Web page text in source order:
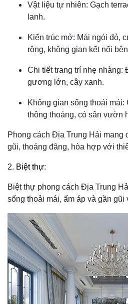
Vật liệu tự nhiên: Gạch
lanh.
Kiến trúc mở: Mái ngói đỏ,
rộng, không gian kết nối
Chi tiết trang trí nhẹ nhàng:
gương lớn, cây xanh.
Không gian sống thoải mái:
thông thoáng, có sân vườn
Phong cách Địa Trung Hải mang
gũi, thoáng đãng, hòa hợp với
2. Biệt thự:
Biệt thự phong cách Địa Trung
sống thoải mái, ấm áp và gần gũi